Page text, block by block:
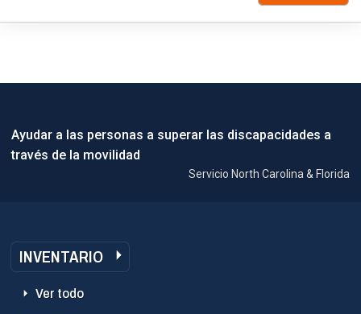
Ayudar a las personas a superar las discapacidades a
través de la movilidad
Servicio North Carolina & Florida
INVENTARIO
Ver todo